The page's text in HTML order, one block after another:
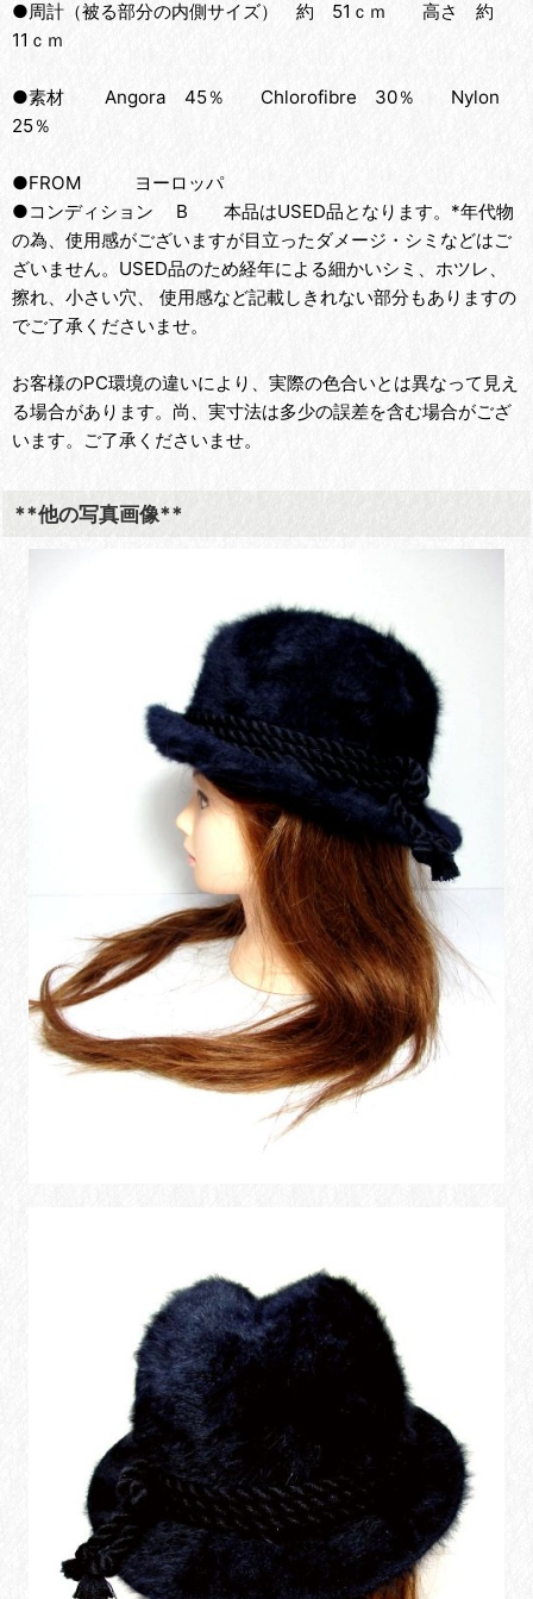
●周計（被る部分の内側サイズ） 約 51ｃｍ 高さ 約
11ｃｍ
●素材 Angora 45％ Chlorofibre 30％ Nylon
25％
●FROM ヨーロッパ
●コンディション B 本品はUSED品となります。*年代物
の為、使用感がございますが目立ったダメージ・シミなどはご
ざいません。USED品のため経年による細かいシミ、ホツレ、
擦れ、小さい穴、 使用感など記載しきれない部分もありますの
でご了承くださいませ。
お客様のPC環境の違いにより、実際の色合いとは異なって見え
る場合があります。尚、実寸法は多少の誤差を含む場合がござ
います。ご了承くださいませ。
**他の写真画像**